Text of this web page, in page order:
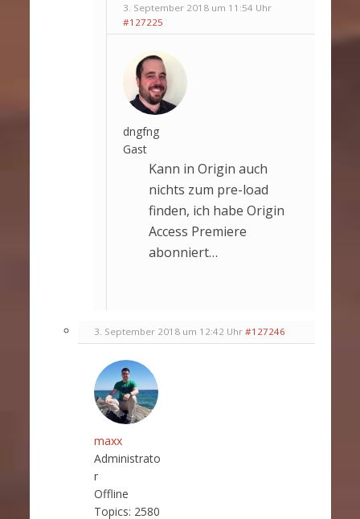
3. September 2018 um 11:54 Uhr
#127225
dngfng
Gast
Kann in Origin auch
nichts zum pre-load
finden, ich habe Origin
Access Premiere
abonniert…
3. September 2018 um 12:42 Uhr #127246
maxx
Administrato
r
Offline
Topics: 2580